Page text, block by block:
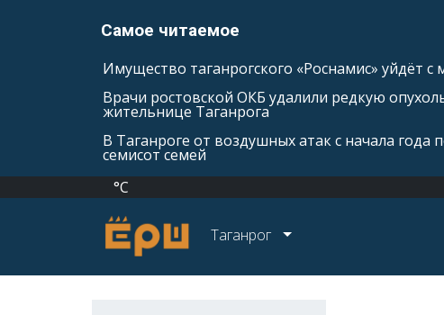
Самое читаемое
Имущество таганрогского «Роснамис» уйдёт с
Врачи ростовской ОКБ удалили редкую
жительнице Таганрога
В Таганроге от воздушных атак с начала года
семисот семей
°C
Таганрог